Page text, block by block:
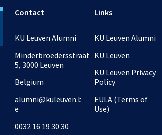
Contact
KU Leuven Alumni
Minderbroedersstraat
5, 3000 Leuven
Belgium
alumni@kuleuven.b
e
0032 16 19 30 30
Links
KU Leuven Alumni
KU Leuven
KU Leuven Privacy
Policy
EULA (Terms of
Use)